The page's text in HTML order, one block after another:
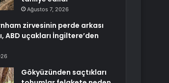
Ağustos 7, 2026
zirvesinin perde arkası
ABD uçakları İngiltere’den
Gökyüzünden saçtıkları